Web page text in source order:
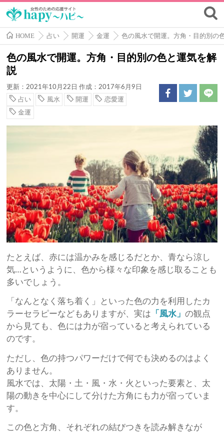
HOME 占い 開運 金運 色の風水で開運。方角・目的別の
色の風水で開運。方角・目的別の色と運気を解
説
更新：2021年10月22日 作成：2017年6月9日
占い
風水 開運
恋愛運
金運
たとえば、赤には温かみを感じるだとか、青なら涼し
気…というように、色から様々な印象を感じ取ることも
多いでしょう。
「なんとなく落ち着く」といった色の力を利用したカ
ラーセラピーなどもありますが、実は 「風水」の観点
から見ても、色には力が宿っていると考えられている
のです。
ただし、色の持つパワーだけで何でも決めるのはよく
ありません。
風水では、太陽・土・風・水・火といった要素と、太
陽の動きを中心にして分けた方角にも力が宿っていま
す。
この色と方角、それぞれの結びつきを読み解きなが